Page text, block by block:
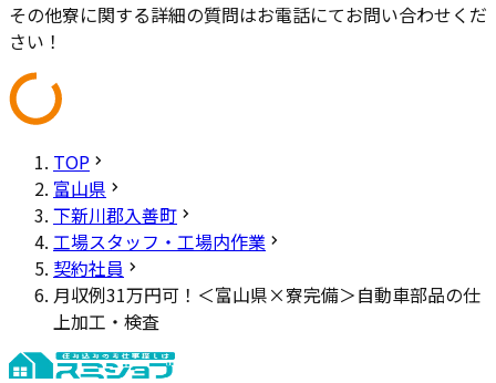
その他寮に関する詳細の質問はお電話にてお問い合わせくだ
さい！
TOP
富山県
下新川郡入善町
工場スタッフ・工場内作業
契約社員
月収例31万円可！＜富山県×寮完備＞自動車部品の仕
上加工・検査